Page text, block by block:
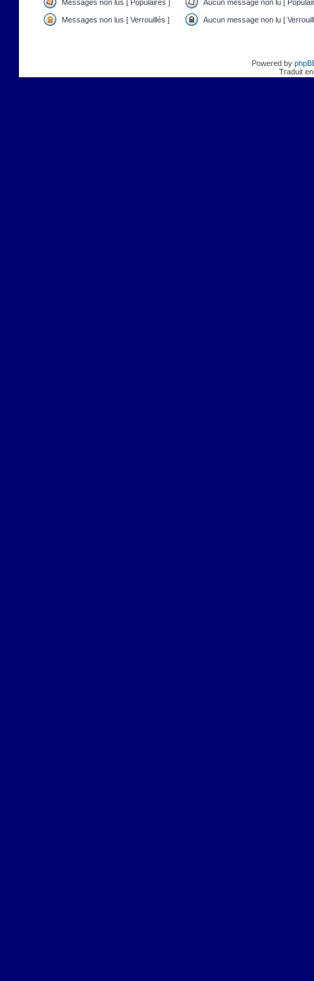
Messages non lus [ Populaires ] Aucun message non lu [
Messages non lus [ Verrouillés ] Aucun message non lu [
Powered by
Traduit